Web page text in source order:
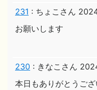
231 : ちょこさん
お願いします
230 : きなこさん
本日もありがとうござ